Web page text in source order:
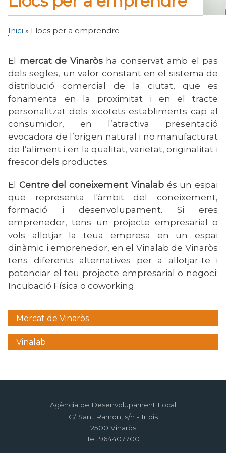
Inici Llocs per a emprendre
El mercat de Vinaròsha conservat amb el pas
dels segles, un valor constant en el sistema de
distribució comercial de la ciutat, que es
fonamenta en la proximitat i en el tracte
personalitzat dels xicotets establiments cap al
consumidor, en l’atractiva presentació
evocadora de l’origen natural i no manufacturat
de l’aliment i en la qualitat, varietat, originalitat i
frescor dels productes.
El Centre del coneixement Vinalab és un espai
que representa l'àmbit del coneixement,
formació i desenvolupament. Si eres
emprenedor, tens un projecte empresarial o
vols allotjar la teua empresa en un espai
dinàmic i emprenedor, en el Vinalab de Vinaròs
tens diferents alternatives per a allotjar-te i
potenciar el teu projecte empresarial o negoci:
Incubació Física o coworking.
Menú
lateral
empresa
Mercat de Vinaròs
Vinalab
Agència de Desenvolupament Local
C/ Sant Ramon, s/n - 1r pis
12500 Vinaròs
Tel. 964407700